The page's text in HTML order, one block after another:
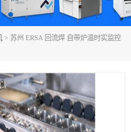
> 苏州 ERSA 回流焊 自带炉温时实监控
VERSAFLOW-335
波峰焊
自动光学检测TR7700QE
TR5001
XS全自动高速贴片机